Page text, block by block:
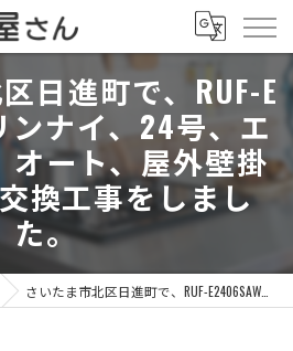
日進町で、RUF-E
ンナイ、24号、エ
オート、屋外壁掛
換工事をしまし
た。
さいたま市北区日進町で、RUF-E2406SAW、リンナイ、24号、エコジョーズ、オート、屋外壁掛型へ給湯器交換工事をしました。